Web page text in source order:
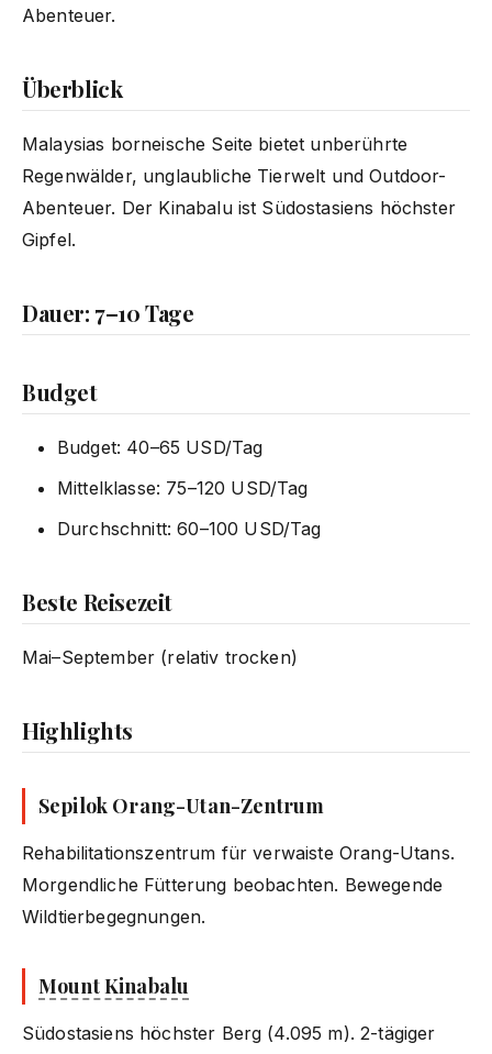
Abenteuer.
Überblick
Malaysias borneische Seite bietet unberührte
Regenwälder, unglaubliche Tierwelt und Outdoor-
Abenteuer. Der Kinabalu ist Südostasiens höchster
Gipfel.
Dauer: 7–10 Tage
Budget
Budget: 40–65 USD/Tag
Mittelklasse: 75–120 USD/Tag
Durchschnitt: 60–100 USD/Tag
Beste Reisezeit
Mai–September (relativ trocken)
Highlights
Sepilok Orang-Utan-Zentrum
Rehabilitationszentrum für verwaiste Orang-Utans.
Morgendliche Fütterung beobachten. Bewegende
Wildtierbegegnungen.
Mount Kinabalu
Südostasiens höchster Berg (4.095 m). 2-tägiger